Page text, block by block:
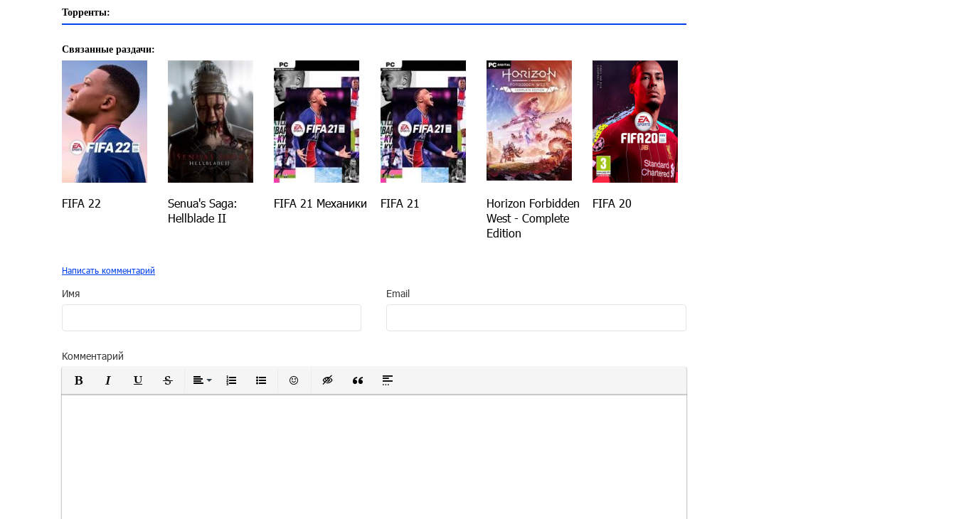
Торренты:
Связанные раздачи:
FIFA 22
Senua's Saga:
Hellblade II
FIFA 21 Механики FIFA 21
Horizon Forbidden
West - Complete
Edition
FIFA 20
Написать комментарий
Имя Email
Комментарий
Полужирный
КурсивПодчеркнутый
ЗачеркнутыйВыравнивание
Нумерованный список
Маркированный список
Вставить смайлик
Вставка скрытого текста
Вставка цитаты
Вставка спойлера